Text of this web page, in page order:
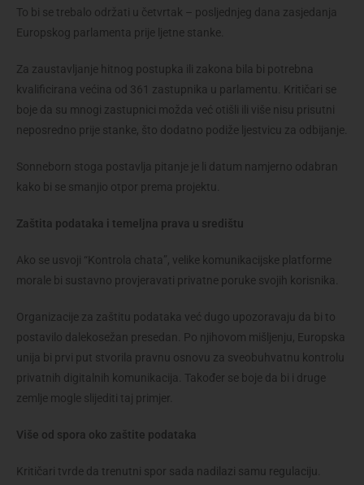
To bi se trebalo održati u četvrtak – posljednjeg dana zasjedanja
Europskog parlamenta prije ljetne stanke.
Za zaustavljanje hitnog postupka ili zakona bila bi potrebna
kvalificirana većina od 361 zastupnika u parlamentu. Kritičari se
boje da su mnogi zastupnici možda već otišli ili više nisu prisutni
neposredno prije stanke, što dodatno podiže ljestvicu za odbijanje.
Sonneborn stoga postavlja pitanje je li datum namjerno odabran
kako bi se smanjio otpor prema projektu.
Zaštita podataka i temeljna prava u središtu
Ako se usvoji “Kontrola chata”, velike komunikacijske platforme
morale bi sustavno provjeravati privatne poruke svojih korisnika.
Organizacije za zaštitu podataka već dugo upozoravaju da bi to
postavilo dalekosežan presedan. Po njihovom mišljenju, Europska
unija bi prvi put stvorila pravnu osnovu za sveobuhvatnu kontrolu
privatnih digitalnih komunikacija. Također se boje da bi i druge
zemlje mogle slijediti taj primjer.
Više od spora oko zaštite podataka
Kritičari tvrde da trenutni spor sada nadilazi samu regulaciju.